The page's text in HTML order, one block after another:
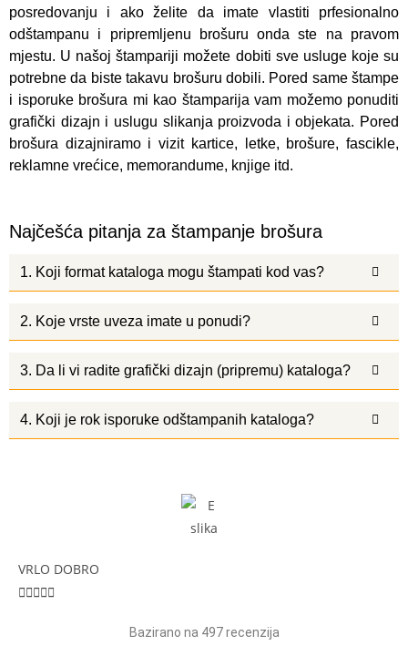
posredovanju i ako želite da imate vlastiti prfesionalno
odštampanu i pripremljenu brošuru onda ste na pravom
mjestu. U našoj štampariji možete dobiti sve usluge koje su
potrebne da biste takavu brošuru dobili. Pored same štampe
i isporuke brošura mi kao štamparija vam možemo ponuditi
grafički dizajn i uslugu slikanja proizvoda i objekata. Pored
brošura dizajniramo i vizit kartice, letke, brošure, fascikle,
reklamne vrećice, memorandume, knjige itd.
Najčešća pitanja za štampanje brošura
1. Koji format kataloga mogu štampati kod vas?
2. Koje vrste uveza imate u ponudi?
3. Da li vi radite grafički dizajn (pripremu) kataloga?
4. Koji je rok isporuke odštampanih kataloga?
VRLO DOBRO

Bazirano na 497 recenzija